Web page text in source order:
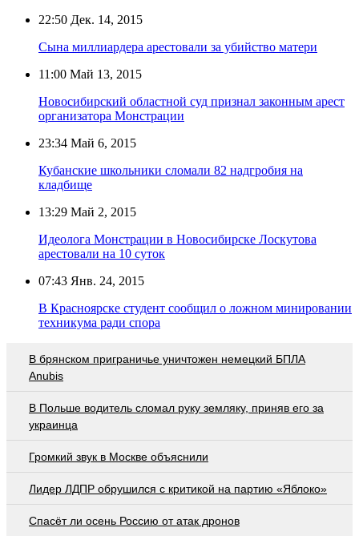
22:50 Дек. 14, 2015
Сына миллиардера арестовали за убийство матери
11:00 Май 13, 2015
Новосибирский областной суд признал законным арест
организатора Монстрации
23:34 Май 6, 2015
Кубанские школьники сломали 82 надгробия на
кладбище
13:29 Май 2, 2015
Идеолога Монстрации в Новосибирске Лоскутова
арестовали на 10 суток
07:43 Янв. 24, 2015
В Красноярске студент сообщил о ложном минировании
техникума ради спора
В брянском приграничье уничтожен немецкий БПЛА
Anubis
В Польше водитель сломал руку земляку, приняв его за
украинца
Громкий звук в Москве объяснили
Лидер ЛДПР обрушился с критикой на партию «Яблоко»
Спасёт ли осень Россию от атак дронов